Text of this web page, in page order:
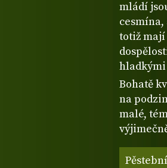
mládí
cesmína,
totiž mají
Bohatě
na
malé,